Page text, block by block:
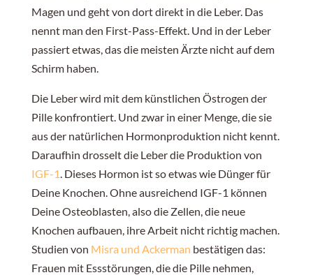
Magen und geht von dort direkt in die Leber. Das
nennt man den First-Pass-Effekt. Und in der Leber
passiert etwas, das die meisten Ärzte nicht auf dem
Schirm haben.
Die Leber wird mit dem künstlichen Östrogen der
Pille konfrontiert. Und zwar in einer Menge, die sie
aus der natürlichen Hormonproduktion nicht kennt.
Daraufhin drosselt die Leber die Produktion von
IGF-1. Dieses Hormon ist so etwas wie Dünger für
Deine Knochen. Ohne ausreichend IGF-1 können
Deine Osteoblasten, also die Zellen, die neue
Knochen aufbauen, ihre Arbeit nicht richtig machen.
Studien von Misra und Ackerman bestätigen das:
Frauen mit Essstörungen, die die Pille nehmen,